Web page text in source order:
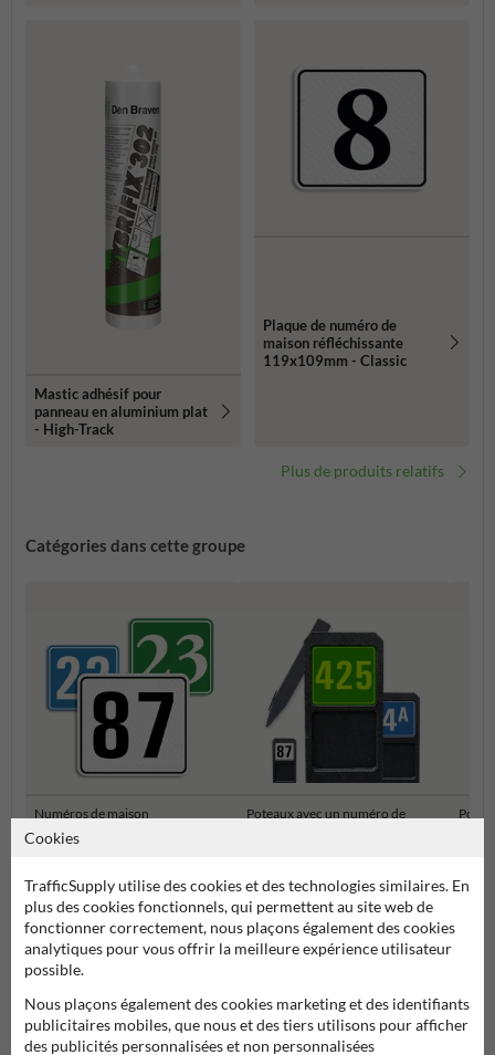
Mastic adhésif pour
panneau en aluminium plat
- High-Track
Plaque de numéro de
maison réfléchissante
119x109mm - Classic
Plus de produits relatifs
Catégories dans cette groupe
Numéros de maison
Personnalisés
Poteaux avec un numéro de
Numéro réfléchissant
Cookies
TrafficSupply utilise des cookies et des technologies similaires. En
plus des cookies fonctionnels, qui permettent au site web de
fonctionner correctement, nous plaçons également des cookies
analytiques pour vous offrir la meilleure expérience utilisateur
possible.
Nous plaçons également des cookies marketing et des identifiants
publicitaires mobiles, que nous et des tiers utilisons pour afficher
des publicités personnalisées et non personnalisées